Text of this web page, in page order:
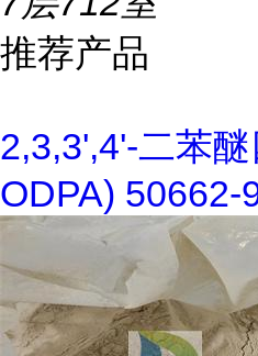
推荐产品
2,3,3',4'-二苯
ODPA) 50662-